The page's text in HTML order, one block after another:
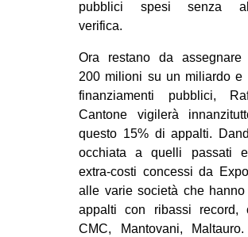
tw
ms
SEARCH
pubblici spesi senza
verifica.
Ora restano da assegnare
200 milioni su un miliardo e
finanziamenti pubblici,
Cantone vigilerà
questo 15% di appalti.
occhiata a quelli passati
extra-costi concessi da
alle varie società che hanno
appalti con ribassi record,
CMC, Mantovani,